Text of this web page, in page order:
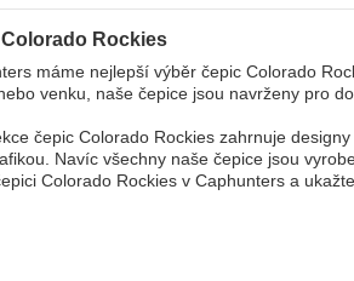
Rockies
máme nejlepší výběr čepic Colorado
venku, naše čepice jsou navrženy pro
čepic Colorado Rockies zahrnuje
Navíc všechny naše čepice jsou
Colorado Rockies v Caphunters a